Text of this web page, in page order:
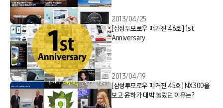
2013/04/25
[삼성투모로우 매거진 46호] 1st
Anniversary
2013/04/19
[삼성투모로우 매거진 45호] NX300을
보고 윤하가 대박 놀랐던 이유는?